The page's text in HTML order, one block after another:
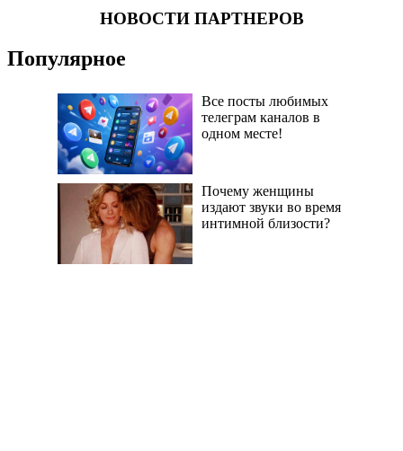
НОВОСТИ ПАРТНЕРОВ
Популярное
Все посты любимых
телеграм каналов в
одном месте!
Почему женщины
издают звуки во время
интимной близости?